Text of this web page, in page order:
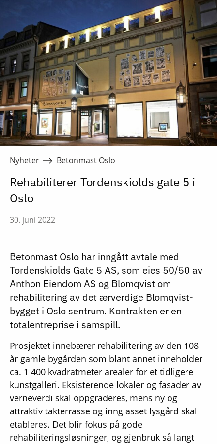
Nyheter Betonmast Oslo
Rehabiliterer Tordenskiolds gate 5 i
Oslo
30. juni 2022
Betonmast Oslo har inngått avtale med
Tordenskiolds Gate 5 AS, som eies 50/50 av
Anthon Eiendom AS og Blomqvist om
rehabilitering av det ærverdige Blomqvist-
bygget i Oslo sentrum. Kontrakten er en
totalentreprise i samspill.
Prosjektet innebærer rehabilitering av den 108
år gamle bygården som blant annet inneholder
ca. 1 400 kvadratmeter arealer for et tidligere
kunstgalleri. Eksisterende lokaler og fasader av
verneverdi skal oppgraderes, mens ny og
attraktiv takterrasse og innglasset lysgård skal
etableres. Det blir fokus på gode
rehabiliteringsløsninger, og gjenbruk så langt